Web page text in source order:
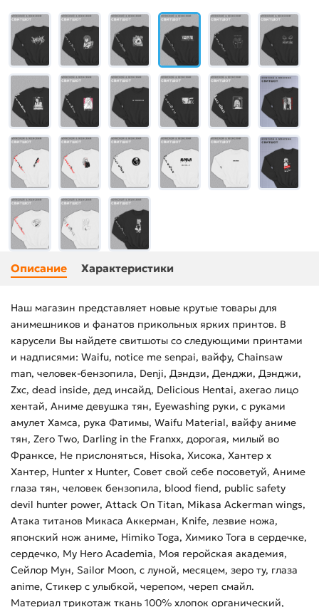
Описание Характеристики
Наш магазин представляет новые крутые товары для
анимешников и фанатов прикольных ярких принтов. В
карусели Вы найдете свитшоты со следующими принтами
и надписями: Waifu, notice me senpai, вайфу, Chainsaw
man, человек-бензопила, Denji, Дэндзи, Денджи, Дэнджи,
Zxc, dead inside, дед инсайд, Delicious Hentai, ахегао лицо
хентай, Аниме девушка тян, Eyewashing руки, с руками
амулет Хамса, рука Фатимы, Waifu Material, вайфу аниме
тян, Zero Two, Darling in the Franxx, дорогая, милый во
Франксе, Не прислоняться, Hisoka, Хисока, Хантер х
Хантер, Hunter x Hunter, Совет свой себе посоветуй, Аниме
глаза тян, человек бензопила, blood fiend, public safety
devil hunter power, Attack On Titan, Mikasa Ackerman wings,
Атака титанов Микаса Аккерман, Knife, лезвие ножа,
японский нож аниме, Himiko Toga, Химико Тога в сердечке,
сердечко, My Hero Academia, Моя геройская академия,
Сейлор Мун, Sailor Moon, с луной, месяцем, зеро ту, глаза
anime, Стикер с улыбкой, черепом, череп смайл.
Материал трикотаж ткань 100% хлопок органический,